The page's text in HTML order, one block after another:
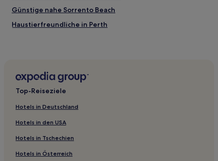
Günstige nahe Sorrento Beach
Haustierfreundliche in Perth
Familien nahe Leighton Beach
Strand nahe Rockingham Beach
Luxus in Mandurah
Hotels mit Küchenzeile in Mandurah
Familien in Busselton
Günstige in Busselton
Top-Reiseziele
Hotels in Deutschland
Hotels in den USA
Hotels in Tschechien
Hotels in Österreich